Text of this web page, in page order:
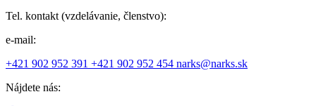
Tel. kontakt (vzdelávanie, členstvo):
e-mail:
+421 902 952 391 +421 902 952 454 narks@narks.sk
Nájdete nás: